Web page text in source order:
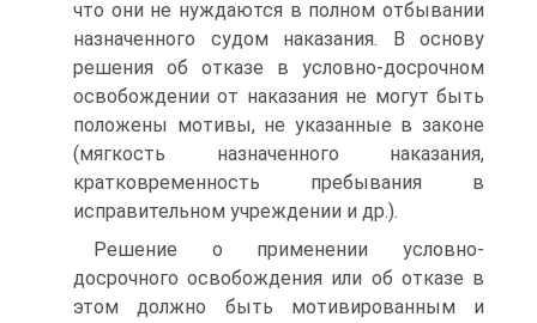
что они не нуждаются в полном отбывании
назначенного судом наказания. В основу
решения об отказе в условно-досрочном
освобождении от наказания не могут быть
положены мотивы, не указанные в законе
(мягкость назначенного наказания,
кратковременность пребывания в
исправительном учреждении и др.).
Решение о применении условно-
досрочного освобождения или об отказе в
этом должно быть мотивированным и